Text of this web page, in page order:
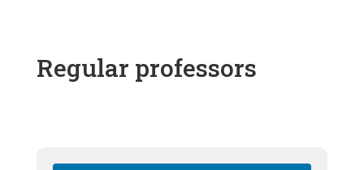
Regular professors